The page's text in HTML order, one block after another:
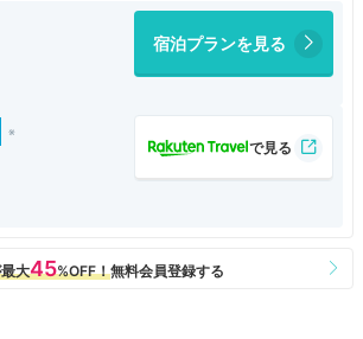
宿泊プランを見る